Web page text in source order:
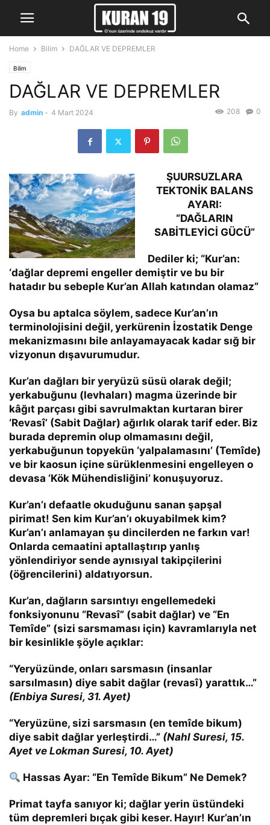
Home Bilim DAĞLAR VE DEPREMLER
Bilim
DAĞLAR VE DEPREMLER
By admin - 4 Mart 2024 0
208
ŞUURSUZLARA
TEKTONİK BALANS
AYARI:
“DAĞLARIN
SABİTLEYİCİ GÜCÜ”
Dediler ki; “Kur’an:
‘dağlar depremi engeller demiştir ve bu bir
hatadır bu sebeple Kur’an Allah katından olamaz”
Oysa bu aptalca söylem, sadece Kur’an’ın
terminolojisini değil, yerkürenin İzostatik Denge
mekanizmasını bile anlayamayacak kadar sığ bir
vizyonun dışavurumudur.
Kur’an dağları bir yeryüzü süsü olarak değil;
yerkabuğunu (levhaları) magma üzerinde bir
kâğıt parçası gibi savrulmaktan kurtaran birer
‘Revasî’ (Sabit Dağlar) ağırlık olarak tarif eder. Biz
burada depremin olup olmamasını değil,
yerkabuğunun topyekün ‘yalpalamasını’ (Temîde)
ve bir kaosun içine sürüklenmesini engelleyen o
devasa ‘Kök Mühendisliğini’ konuşuyoruz.
Kur’an’ı defaatle okuduğunu sanan şapşal
pirimat! Sen kim Kur’an’ı okuyabilmek kim?
Kur’an’ı anlamayan şu dincilerden ne farkın var!
Onlarda cemaatini aptallaştırıp yanlış
yönlendiriyor sende aynısıyal takipçilerini
(öğrencilerini) aldatıyorsun.
Kur’an, dağların sarsıntıyı engellemedeki
fonksiyonunu “Revasî” (sabit dağlar) ve “En
Temîde” (sizi sarsmaması için) kavramlarıyla net
bir kesinlikle şöyle açıklar:
“Yeryüzünde, onları sarsmasın (insanlar
sarsılmasın) diye sabit dağlar (revasî) yarattık…”
(Enbiya Suresi, 31. Ayet)
“Yeryüzüne, sizi sarsmasın (en temîde bikum)
diye sabit dağlar yerleştirdi…” (Nahl Suresi, 15.
Ayet ve Lokman Suresi, 10. Ayet)
Hassas Ayar: “En Temîde Bikum” Ne Demek?
Primat tayfa sanıyor ki; dağlar yerin üstündeki
tüm depremleri bıçak gibi keser. Hayır! Kur’an’ın